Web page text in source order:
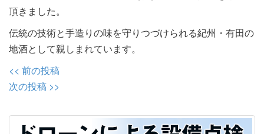
頂きました。
伝統の技術と手造りの味を守りつづけられる紀州・有田の
地酒として親しまれています。
投
稿
ビ
<< 前の投稿
次の投稿 >>